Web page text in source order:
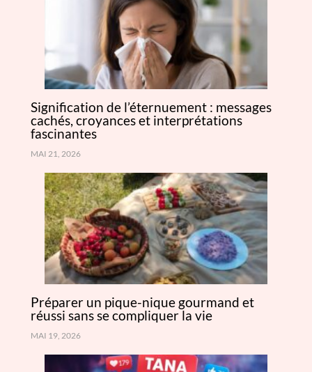
Signification de l’éternuement : messages
cachés, croyances et interprétations
fascinantes
MAI 21, 2026
Préparer un pique-nique gourmand et
réussi sans se compliquer la vie
MAI 19, 2026